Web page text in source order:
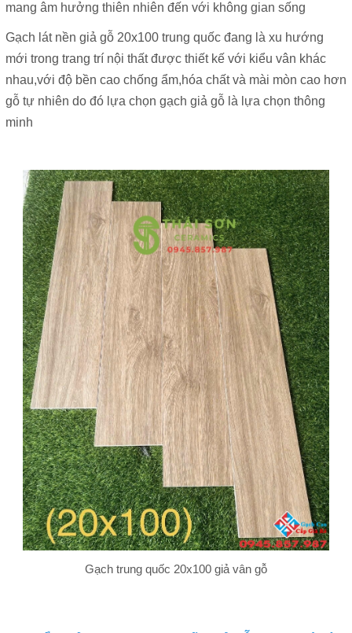
mang âm hưởng thiên nhiên đến với không gian sống
Gạch lát nền giả gỗ 20x100 trung quốc đang là xu hướng
mới trong trang trí nội thất được thiết kế với kiểu vân khác
nhau,với độ bền cao chống ẩm,hóa chất và mài mòn cao hơn
gỗ tự nhiên do đó lựa chọn gạch giả gỗ là lựa chọn thông
minh
Gạch trung quốc 20x100 giả vân gỗ